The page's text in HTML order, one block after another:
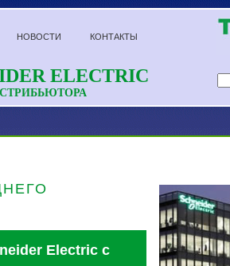
ELECTRIC
НОВОСТИ КОНТАКТЫ
Electric с